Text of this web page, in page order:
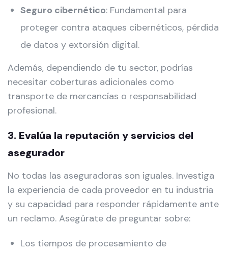
Seguro cibernético: Fundamental para
proteger contra ataques cibernéticos, pérdida
de datos y extorsión digital.
Además, dependiendo de tu sector, podrías
necesitar coberturas adicionales como
transporte de mercancías o responsabilidad
profesional.
3. Evalúa la reputación y servicios del
asegurador
No todas las aseguradoras son iguales. Investiga
la experiencia de cada proveedor en tu industria
y su capacidad para responder rápidamente ante
un reclamo. Asegúrate de preguntar sobre:
Los tiempos de procesamiento de